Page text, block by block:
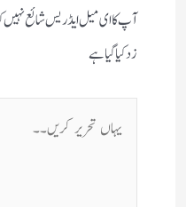
آپ کا ای میل ایڈریس شائع نہیں
زد کیا گیا ہے
یہاں
تحریر